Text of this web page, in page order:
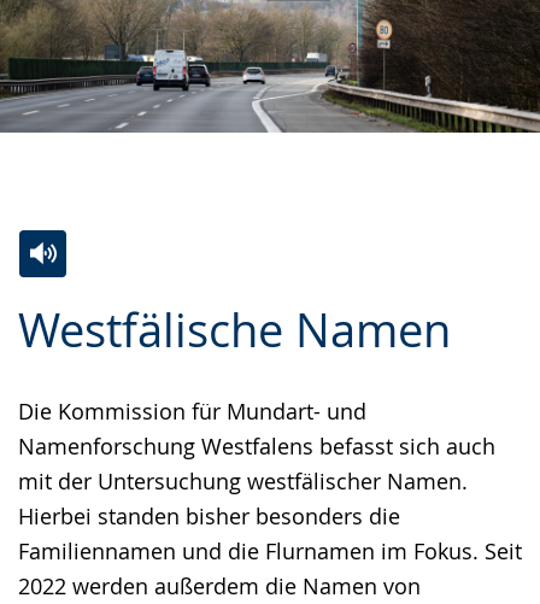
Westfälische Namen
Die Kommission für Mundart- und
Namenforschung Westfalens befasst sich auch
mit der Untersuchung westfälischer Namen.
Hierbei standen bisher besonders die
Familiennamen und die Flurnamen im Fokus. Seit
2022 werden außerdem die Namen von
Leichten
wechseln.
Audio-
Video
Deutscher
Gebärdensprache
wird
angezeigt.